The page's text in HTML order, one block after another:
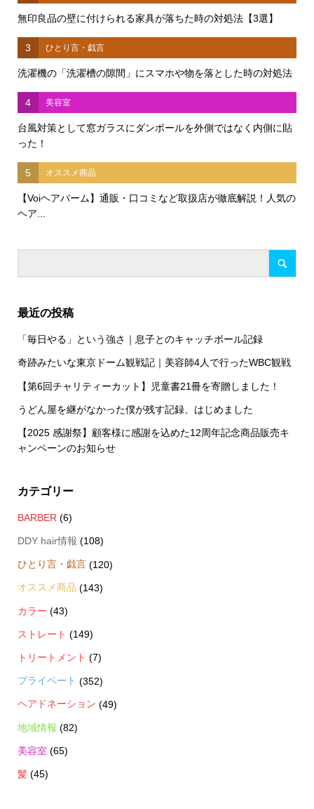
無印良品の壁に付けられる家具が落ちた時の対処法【3選】
3 ひとり言・戯言
洗濯機の「洗濯槽の隙間」にスマホや物を落とした時の対処法
4 美容室
台風対策として窓ガラスにダンボールを外側ではなく内側に貼
った！
5 オススメ商品
【Voiヘアバーム】通販・口コミなど取扱店が徹底解説！人気の
ヘア...
最近の投稿
「毎日やる」という強さ｜息子とのキャッチボール記録
奇跡みたいな東京ドーム観戦記｜美容師4人で行ったWBC観戦
【第6回チャリティーカット】児童書21冊を寄贈しました！
うどん屋を継がなかった僕が残す記録、はじめました
【2025 感謝祭】顧客様に感謝を込めた12周年記念商品販売キ
ャンペーンのお知らせ
カテゴリー
BARBER (6)
DDY hair情報 (108)
ひとり言・戯言(120)
オススメ商品 (143)
カラー (43)
ストレート (149)
トリートメント (7)
プライベート (352)
ヘアドネーション (49)
地域情報 (82)
美容室 (65)
髪(45)